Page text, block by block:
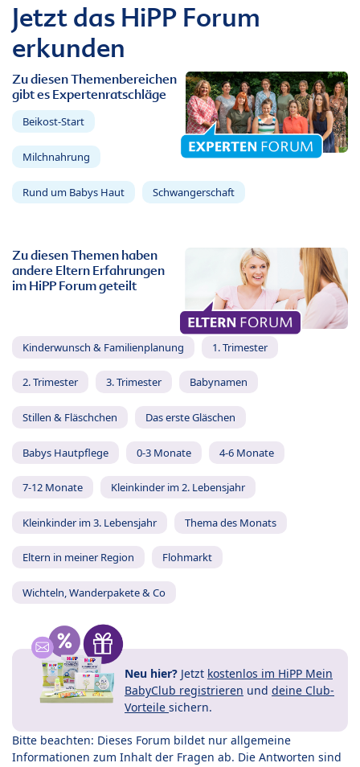
Jetzt das HiPP Forum
erkunden
Zu diesen Themenbereichen
gibt es Expertenratschläge
Beikost-Start
Milchnahrung
Rund um Babys Haut Schwangerschaft
Zu diesen Themen haben
andere Eltern Erfahrungen
im HiPP Forum geteilt
Kinderwunsch & Familienplanung 1. Trimester
2. Trimester 3. Trimester Babynamen
Stillen & Fläschchen Das erste Gläschen
Babys Hautpflege 0-3 Monate 4-6 Monate
7-12 Monate Kleinkinder im 2. Lebensjahr
Kleinkinder im 3. Lebensjahr Thema des Monats
Eltern in meiner Region Flohmarkt
Wichteln, Wanderpakete & Co
Neu hier? Jetzt kostenlos im HiPP Mein
BabyClub registrieren und deine Club-
Vorteile sichern.
Bitte beachten: Dieses Forum bildet nur allgemeine
Informationen zum Inhalt der Fragen ab. Die Antworten sind